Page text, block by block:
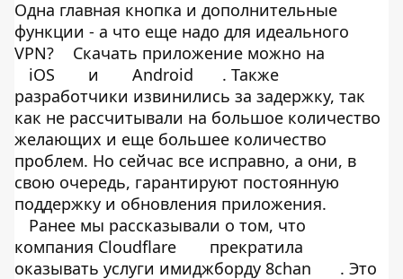
Одна главная кнопка и дополнительные
функции - а что еще надо для идеального
VPN?
Скачать приложение можно на
iOS
и Android
. Также
разработчики извинились за задержку, так
как не рассчитывали на большое количество
желающих и еще большее количество
проблем. Но сейчас все исправно, а они, в
свою очередь, гарантируют постоянную
поддержку и обновления приложения.
Ранее мы рассказывали о том, что
компания Cloudflare
прекратила
оказывать услуги имиджборду 8chan
. Это